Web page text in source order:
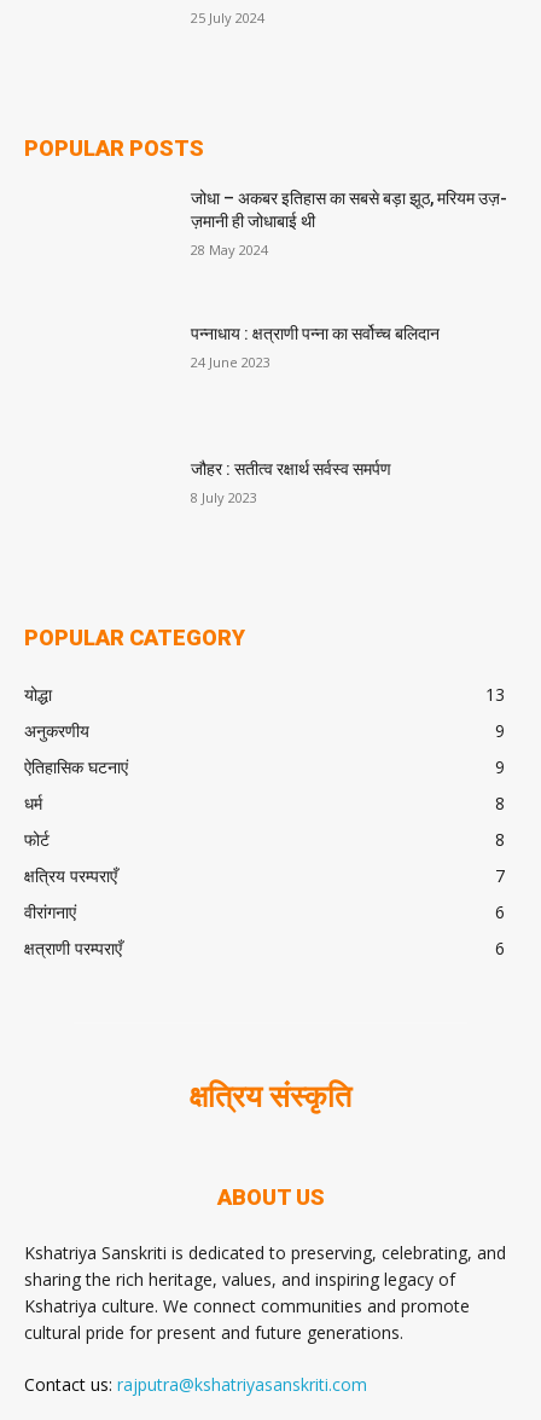
25 July 2024
POPULAR POSTS
जोधा – अकबर इतिहास का सबसे बड़ा झूठ, मरियम उज़-
ज़मानी ही जोधाबाई थी
28 May 2024
पन्नाधाय : क्षत्राणी पन्ना का सर्वोच्च बलिदान
24 June 2023
जौहर : सतीत्व रक्षार्थ सर्वस्व समर्पण
8 July 2023
POPULAR CATEGORY
योद्धा
13
अनुकरणीय
9
ऐतिहासिक घटनाएं
9
धर्म
8
फोर्ट
8
क्षत्रिय परम्पराएँ
7
वीरांगनाएं
6
क्षत्राणी परम्पराएँ
6
क्षत्रिय संस्कृति
ABOUT US
Kshatriya Sanskriti is dedicated to preserving, celebrating, and
sharing the rich heritage, values, and inspiring legacy of
Kshatriya culture. We connect communities and promote
cultural pride for present and future generations.
Contact us: rajputra@kshatriyasanskriti.com